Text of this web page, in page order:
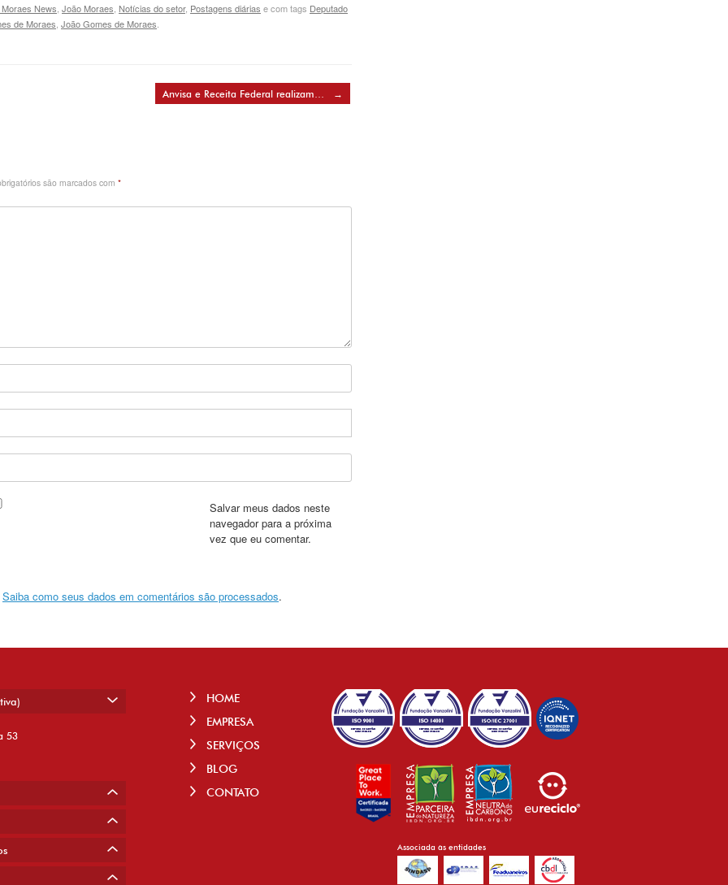
News João Moraes Notícias do setor, Postagens diárias e com tags Deputado
de Moraes João Gomes de Moraes
Anvisa e Receita Federal realizam… →
são marcados com *
Salvar meus dados neste
navegador para a próxima
vez que eu comentar.
Saiba como seus dados em comentários são processados.
53
HOME
EMPRESA
SERVIÇOS
BLOG
CONTATO
Associada às entidades